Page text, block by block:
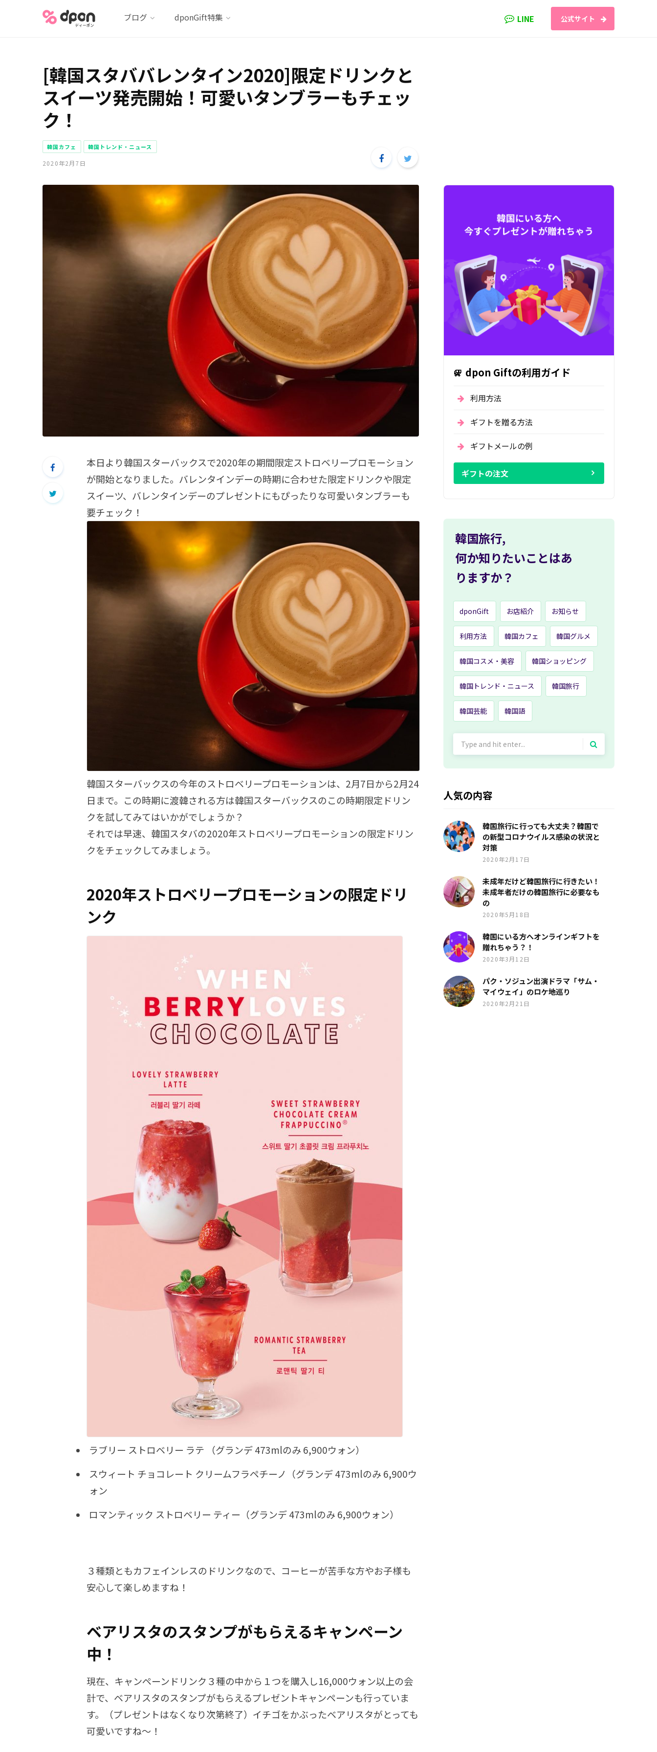
ブログ dponGift特集 LINE 公式サイト
韓国カフェ 韓国トレンド・ニュース
[韓国スタババレンタイン2020]限定ドリンクと
スイーツ発売開始！可愛いタンブラーもチェッ
ク！
2020年2月7日
本日より韓国スターバックスで2020年の期間限定ストロベリープロモーション
が開始となりました。バレンタインデーの時期に合わせた限定ドリンクや限定
スイーツ、バレンタインデーのプレゼントにもぴったりな可愛いタンブラーも
要チェック！
韓国スターバックスの今年のストロベリープロモーションは、2月7日から2月24
日まで。この時期に渡韓される方は韓国スターバックスのこの時期限定ドリン
クを試してみてはいかがでしょうか？
それでは早速、韓国スタバの2020年ストロベリープロモーションの限定ドリン
クをチェックしてみましょう。
2020年ストロベリープロモーションの限定ドリ
ンク
ラブリー ストロベリー ラテ （グランデ 473mlのみ 6,900ウォン）
スウィート チョコレート クリームフラペチーノ（グランデ 473mlのみ 6,900ウ
ォン
ロマンティック ストロベリー ティー（グランデ 473mlのみ 6,900ウォン）
３種類ともカフェインレスのドリンクなので、コーヒーが苦手な方やお子様も
安心して楽しめますね！
ベアリスタのスタンプがもらえるキャンペーン
中！
現在、キャンペーンドリンク３種の中から１つを購入し16,000ウォン以上の会
計で、ベアリスタのスタンプがもらえるプレゼントキャンペーンも行っていま
す。（プレゼントはなくなり次第終了）イチゴをかぶったベアリスタがとっても
可愛いですね〜！
dpon Giftの利用ガイド
利用方法
ギフトを贈る方法
ギフトメールの例
ギフトの注文
韓国旅行,
何か知りたいことはあ
りますか？
dponGift お店紹介 お知らせ
利用方法 韓国カフェ 韓国グルメ
韓国コスメ・美容 韓国ショッピング
韓国トレンド・ニュース 韓国旅行
韓国芸能 韓国語
人気の内容
韓国旅行に行っても大丈夫？韓国で
の新型コロナウイルス感染の状況と
対策
2020年2月17日
未成年だけど韓国旅行に行きたい！
未成年者だけの韓国旅行に必要なも
の
2020年5月18日
韓国にいる方へオンラインギフトを
贈れちゃう？！
2020年3月12日
パク・ソジュン出演ドラマ「サム・
マイウェイ」のロケ地巡り
2020年2月21日